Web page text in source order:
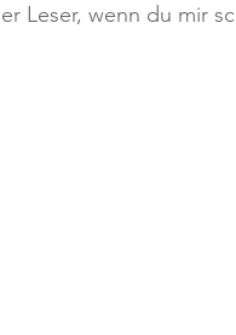
Leser, wenn du mir